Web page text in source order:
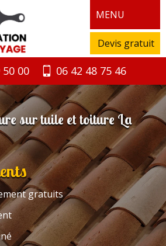
MENU
Devis gratuit
50 00 06 42 48 75 46
sur tuile et toiture La
gratuits